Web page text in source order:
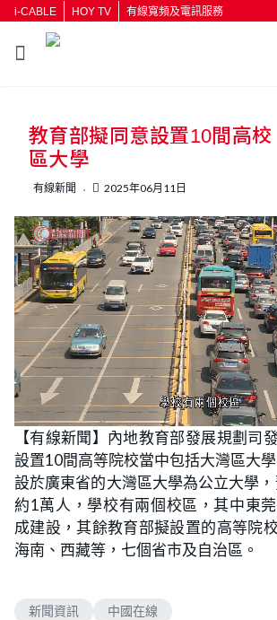
i-CABLE HOY TV 有線寬頻及電訊服務
按輸入鍵開始搜尋
教育部擬同意設置10間高
區大學
有線新聞 2025年06月11日
U
n
m
t
e
L
o
a
d
e
d
:
8
8
.
2
4
%
【有線新聞】內地教育部發展規劃司
設置10間高等院校當中包括大灣區大學
設於廣東省的大灣區大學為公立大學
約1萬人，學校有兩個校區，其中東
成建設，其餘教育部擬設置的高等院
海南、西藏等，七個省市及自治區。
新聞資訊 中國在線